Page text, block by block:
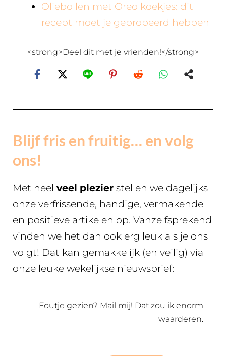
Oliebollen met Oreo koekjes: dit
recept moet je geprobeerd hebben
<strong>Deel dit met je vrienden!</strong>
Blijf fris en fruitig… en volg
ons!
Met heel veel plezier stellen we dagelijks
onze verfrissende, handige, vermakende
en positieve artikelen op. Vanzelfsprekend
vinden we het dan ook erg leuk als je ons
volgt! Dat kan gemakkelijk (en veilig) via
onze leuke wekelijkse nieuwsbrief:
Foutje gezien? Mail mij! Dat zou ik enorm
waarderen.